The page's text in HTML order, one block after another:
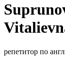
репетитор по